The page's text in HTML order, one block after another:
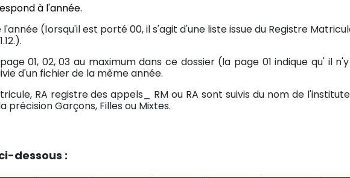
à l'année.
l'année (lorsqu'il est porté 00, il s'agit d'une liste issue du Registre
01, 02, 03 au maximum dans ce dossier (la page 01 indique qu' il
d'un fichier de la même année.
RA registre des appels_ RM ou RA sont suivis du nom de
précision Garçons, Filles ou Mixtes.
dessous :